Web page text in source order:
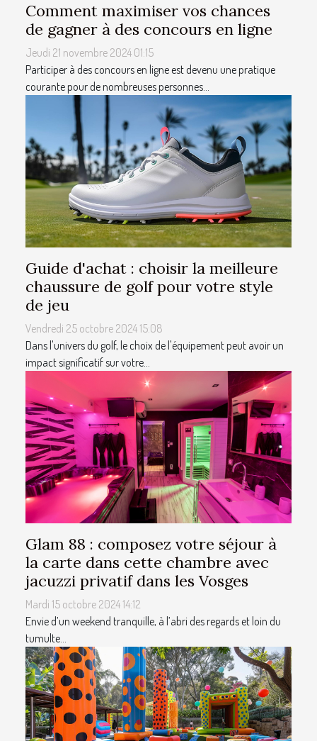
Comment maximiser vos chances
de gagner à des concours en ligne
Jeudi 21 novembre 2024 01:15
Participer à des concours en ligne est devenu une pratique
courante pour de nombreuses personnes...
Guide d'achat : choisir la meilleure
chaussure de golf pour votre style
de jeu
Vendredi 25 octobre 2024 15:08
Dans l'univers du golf, le choix de l'équipement peut avoir un
impact significatif sur votre...
Glam 88 : composez votre séjour à
la carte dans cette chambre avec
jacuzzi privatif dans les Vosges
Mardi 15 octobre 2024 14:12
Envie d’un weekend tranquille, à l’abri des regards et loin du
tumulte...